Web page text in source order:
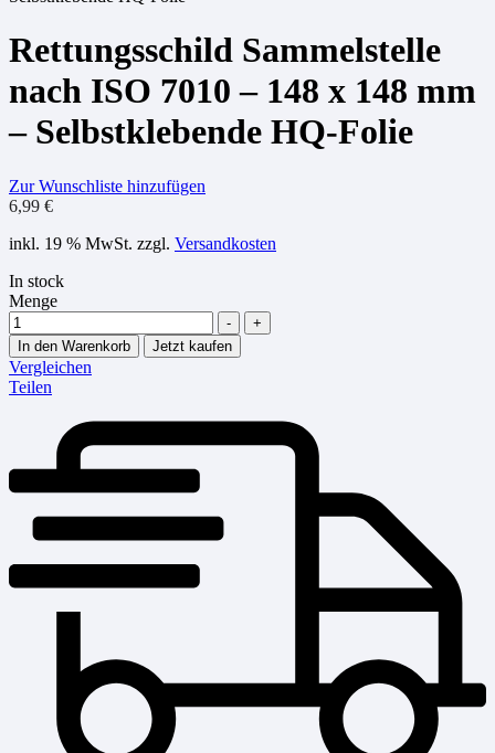
Rettungsschild Sammelstelle
nach ISO 7010 – 148 x 148 mm
– Selbstklebende HQ-Folie
Zur Wunschliste hinzufügen
6,99 €
inkl. 19 % MwSt. zzgl. Versandkosten
In stock
Menge
-
+
In den Warenkorb
Jetzt kaufen
Vergleichen
Teilen